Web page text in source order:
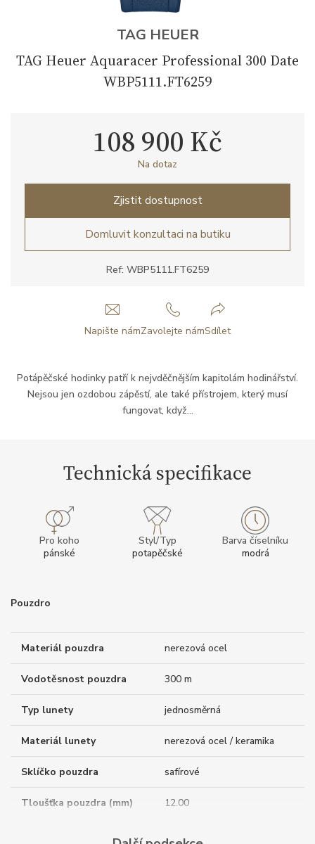
TAG HEUER
TAG Heuer Aquaracer Professional 300 Date
WBP5111.FT6259
Ref: WBP5111.FT6259
Potápěčské hodinky patří k nejvděčnějším kapitolám hodinářství.
Nejsou jen ozdobou zápěstí, ale také přístrojem, který musí
fungovat, když...
108 900 Kč
Na dotaz
Zjistit dostupnost
Domluvit konzultaci na butiku
Napište námZavolejte námSdílet
Technická specifikace
Pro koho
pánské
Styl/Typ
potapěčské
Barva číselníku
modrá
Pouzdro
Materiál pouzdra nerezová ocel
Vodotěsnost pouzdra 300 m
Typ lunety jednosměrná
Materiál lunety nerezová ocel / keramika
Sklíčko pouzdra safírové
Tloušťka pouzdra (mm) 12.00